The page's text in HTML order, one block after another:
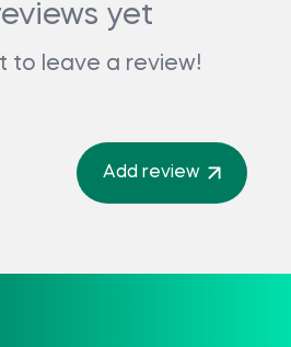
yet
to leave a review!
Add review